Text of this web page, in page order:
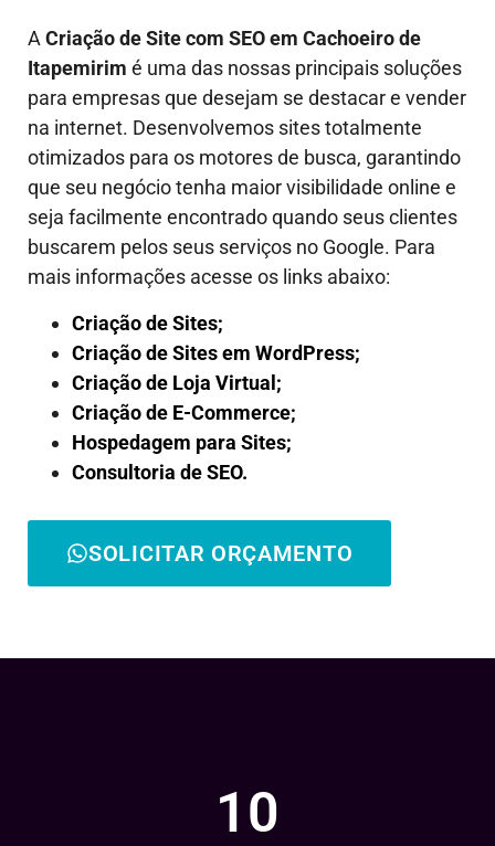
ACriação de Site com SEO em Cachoeiro de
Itapemirim é uma das nossas principais soluções
para empresas que desejam se destacar e vender
na internet. Desenvolvemos sites totalmente
otimizados para os motores de busca, garantindo
que seu negócio tenha maior visibilidade online e
seja facilmente encontrado quando seus clientes
buscarem pelos seus serviços no Google. Para
mais informações acesse os links abaixo:
Criação de Sites;
Criação de Sites em WordPress;
Criação de Loja Virtual;
Criação de E-Commerce;
Hospedagem para Sites;
Consultoria de SEO.
SOLICITAR ORÇAMENTO
10